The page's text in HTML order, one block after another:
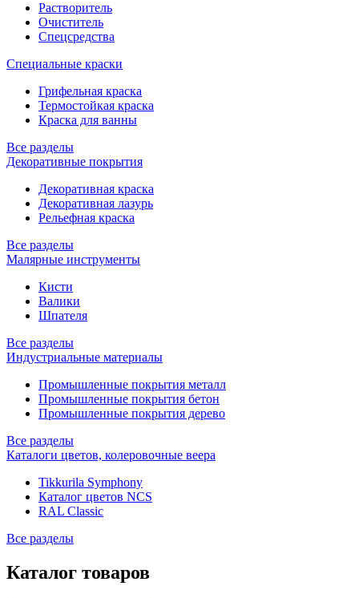
Растворитель
Очиститель
Спецсредства
Специальные краски
Грифельная краска
Термостойкая краска
Краска для ванны
Все разделы
Декоративные покрытия
Декоративная краска
Декоративная лазурь
Рельефная краска
Все разделы
Малярные инструменты
Кисти
Валики
Шпателя
Все разделы
Индустриальные материалы
Промышленные покрытия металл
Промышленные покрытия бетон
Промышленные покрытия дерево
Все разделы
Каталоги цветов, колеровочные веера
Tikkurila Symphony
Каталог цветов NCS
RAL Classic
Все разделы
Каталог товаров